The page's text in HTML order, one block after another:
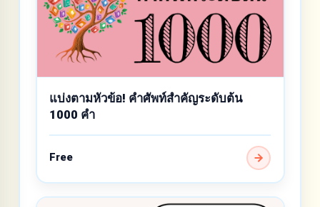
แบ่งตามหัวข้อ! คำศัพท์สำคัญระดับต้น
1000 คำ
Free